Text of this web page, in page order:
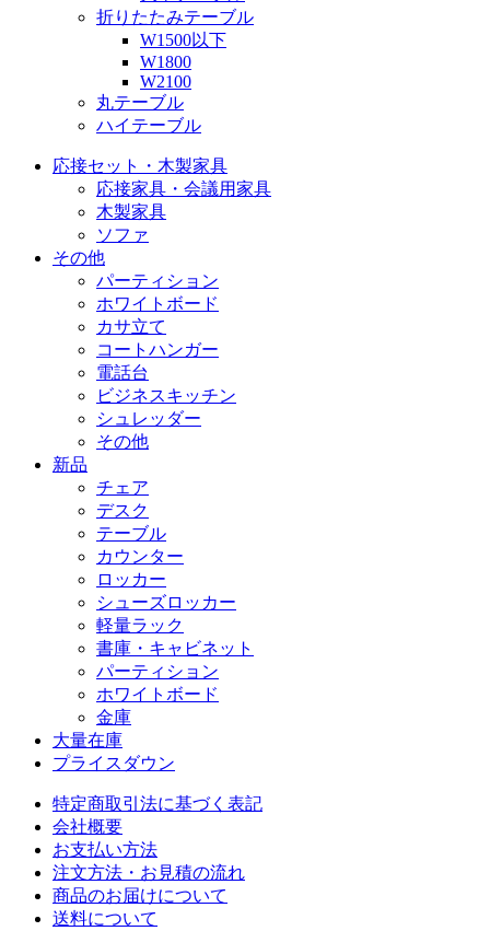
折りたたみテーブル
W1500以下
W1800
W2100
丸テーブル
ハイテーブル
応接セット・木製家具
応接家具・会議用家具
木製家具
ソファ
その他
パーティション
ホワイトボード
カサ立て
コートハンガー
電話台
ビジネスキッチン
シュレッダー
その他
新品
チェア
デスク
テーブル
カウンター
ロッカー
シューズロッカー
軽量ラック
書庫・キャビネット
パーティション
ホワイトボード
金庫
大量在庫
プライスダウン
特定商取引法に基づく表記
会社概要
お支払い方法
注文方法・お見積の流れ
商品のお届けについて
送料について